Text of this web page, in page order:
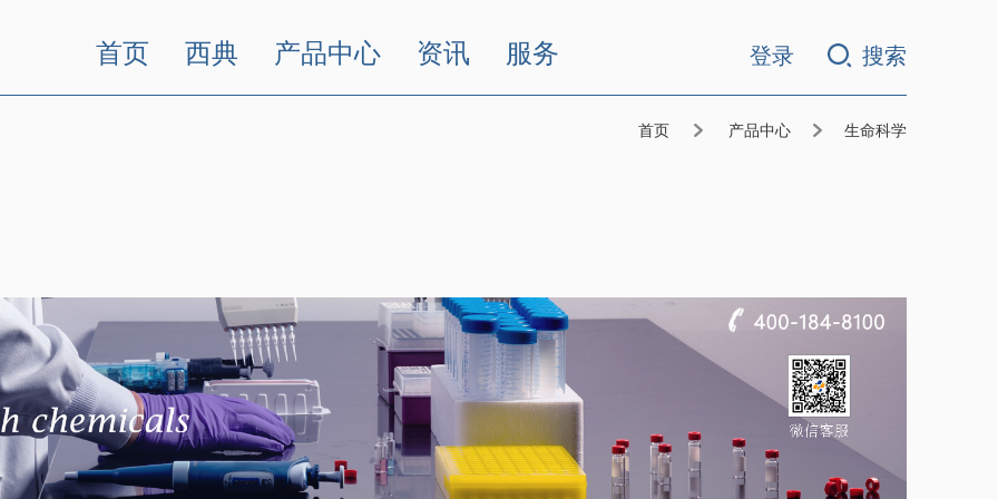
首页 西典 产品中心 资讯 服务 登录 搜索
首页 产品中心 生命科学